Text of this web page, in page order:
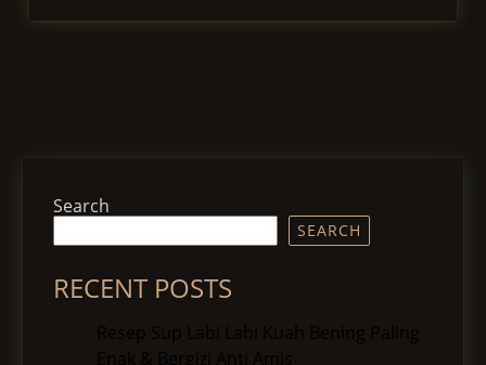
Search
SEARCH
RECENT POSTS